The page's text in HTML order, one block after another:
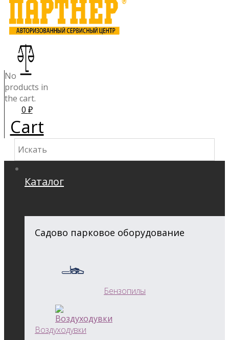
No
products in
the cart.
0 ₽
Cart
Каталог
Садово парковое оборудование
Бензопилы
Воздуходувки